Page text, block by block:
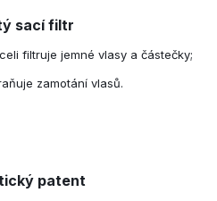
sací filtr
filtruje jemné vlasy a částečky;
zamotání vlasů.
patent